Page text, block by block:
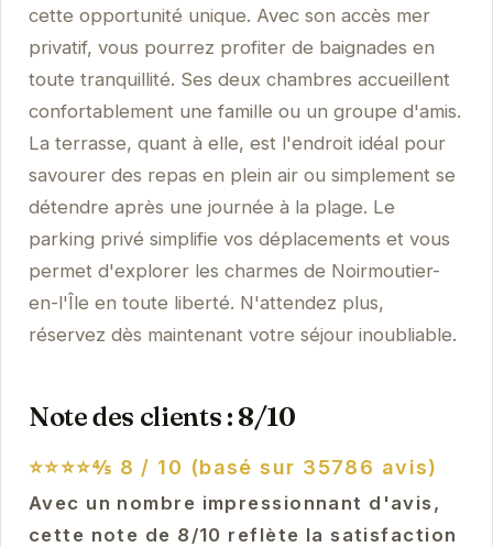
cette opportunité unique. Avec son accès mer
privatif, vous pourrez profiter de baignades en
toute tranquillité. Ses deux chambres accueillent
confortablement une famille ou un groupe d'amis.
La terrasse, quant à elle, est l'endroit idéal pour
savourer des repas en plein air ou simplement se
détendre après une journée à la plage. Le
parking privé simplifie vos déplacements et vous
permet d'explorer les charmes de Noirmoutier-
en-l'Île en toute liberté. N'attendez plus,
réservez dès maintenant votre séjour inoubliable.
Note des clients : 8/10
⭐⭐⭐⭐⅘ 8 / 10 (basé sur 35786 avis)
Avec un nombre impressionnant d'avis,
cette note de 8/10 reflète la satisfaction